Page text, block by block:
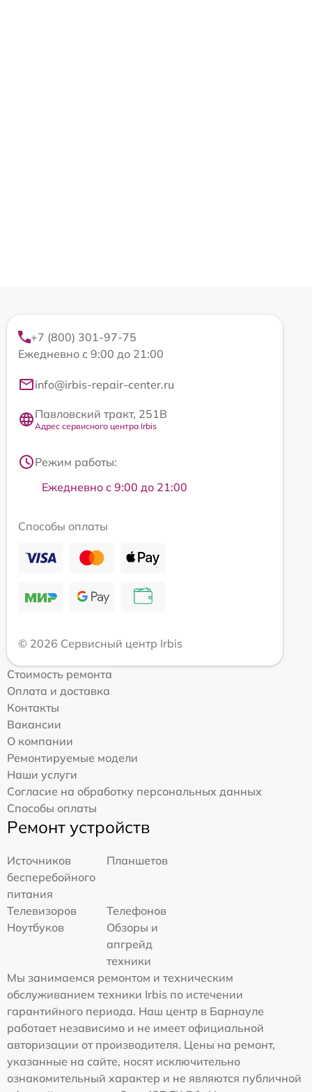
+7 (800) 301-97-75
Ежедневно с 9:00 до 21:00
info@irbis-repair-center.ru
Павловский тракт, 251В
Адрес сервисного центра Irbis
Режим работы:
Ежедневно с 9:00 до 21:00
Способы оплаты
© 2026 Сервисный центр Irbis
Стоимость ремонта
Оплата и доставка
Контакты
Вакансии
О компании
Ремонтируемые модели
Наши услуги
Согласие на обработку персональных данных
Способы оплаты
Ремонт устройств
Источников
бесперебойного
питания
Планшетов
Телевизоров
Телефонов
Ноутбуков
Обзоры и
апгрейд
техники
Мы занимаемся ремонтом и техническим
обслуживанием техники Irbis по истечении
гарантийного периода. Наш центр в Барнауле
работает независимо и не имеет официальной
авторизации от производителя. Цены на ремонт,
указанные на сайте, носят исключительно
ознакомительный характер и не являются публичной